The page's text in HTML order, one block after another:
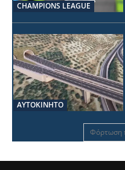
CHAMPIONS LEAGUE
ΑΥΤΟΚΙΝΗΤΟ
Φόρτωση